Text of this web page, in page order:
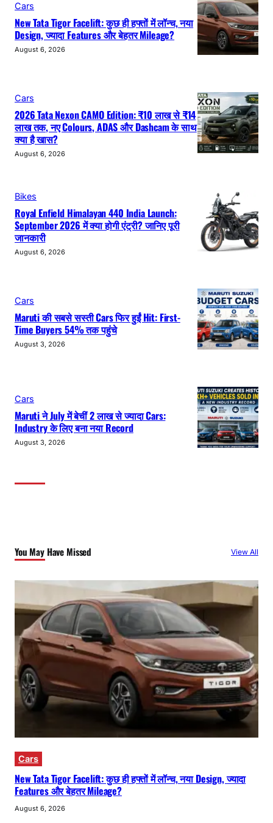
Cars
New Tata Tigor Facelift: कुछ ही हफ्तों में लॉन्च, नया
Design, ज्यादा Features और बेहतर Mileage?
August 6, 2026
Cars
2026 Tata Nexon CAMO Edition: ₹10 लाख से ₹14
लाख तक, नए Colours, ADAS और Dashcam के साथ
क्या है खास?
August 6, 2026
Bikes
Royal Enfield Himalayan 440 India Launch:
September 2026 में क्या होगी एंट्री? जानिए पूरी
जानकारी
August 6, 2026
Cars
Maruti की सबसे सस्ती Cars फिर हुईं Hit: First-
Time Buyers 54% तक पहुंचे
August 3, 2026
Cars
Maruti ने July में बेचीं 2 लाख से ज्यादा Cars:
Industry के लिए बना नया Record
August 3, 2026
You May Have Missed View All
Cars
New Tata Tigor Facelift: कुछ ही हफ्तों में लॉन्च, नया Design, ज्यादा
Features और बेहतर Mileage?
August 6, 2026